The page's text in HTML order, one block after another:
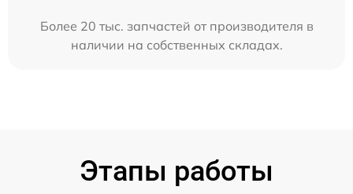
Более 20 тыс. запчастей от производителя в
наличии на собственных складах.
Этапы работы